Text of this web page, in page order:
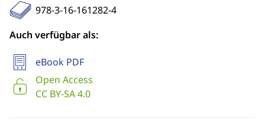
978-3-16-161282-4
Auch verfügbar als:
eBook PDF
Open Access
CC BY-SA 4.0